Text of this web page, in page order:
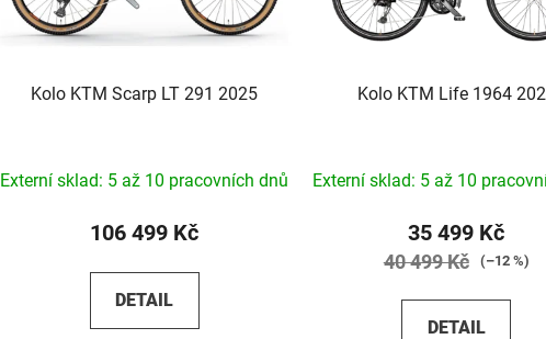
Kolo KTM Scarp LT 291 2025
Externí sklad: 5 až 10 pracovních dnů
106 499 Kč
DETAIL
Kolo KTM Life 1964
Externí sklad: 5 až 10
35 499 Kč
40 499 Kč (–12 %)
DETAIL